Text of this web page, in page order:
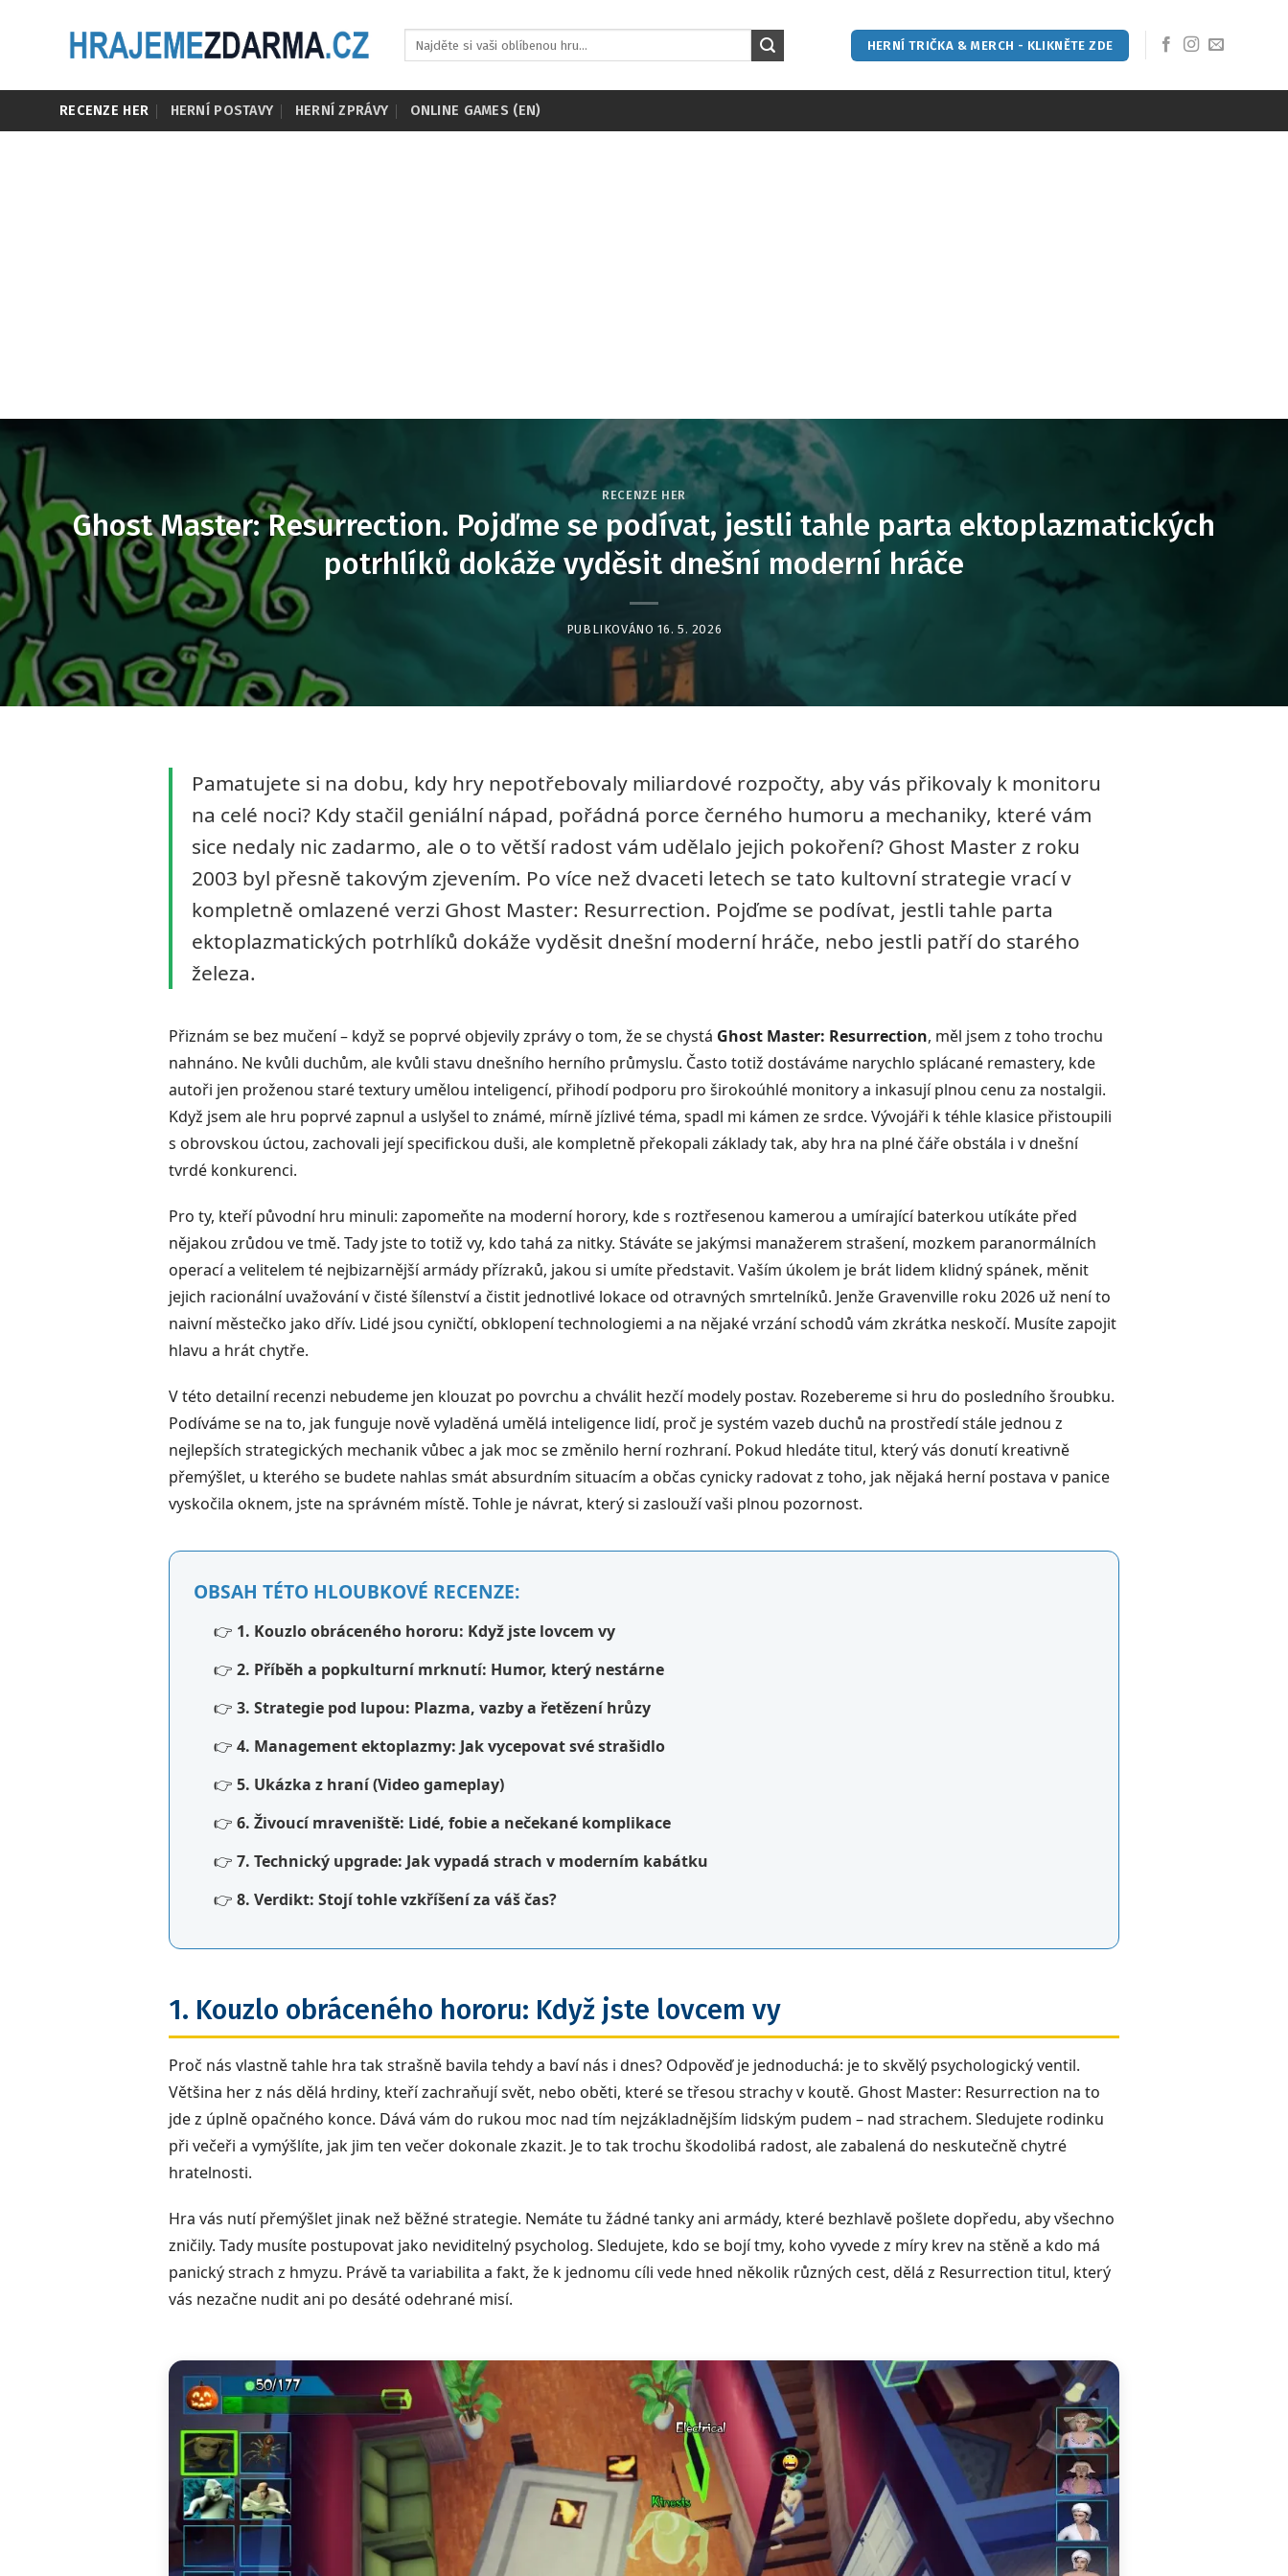
HERNÍ TRIČKA & MERCH - KLIKNĚTE ZDE
RECENZE HER HERNÍ POSTAVY HERNÍ ZPRÁVY ONLINE GAMES (EN)
RECENZE HER
Ghost Master: Resurrection. Pojďme se podívat, jestli tahle parta ektoplazmatických
potrhlíků dokáže vyděsit dnešní moderní hráče
PUBLIKOVÁNO16. 5. 2026
Pamatujete si na dobu, kdy hry nepotřebovaly miliardové rozpočty, aby vás přikovaly k monitoru
na celé noci? Kdy stačil geniální nápad, pořádná porce černého humoru a mechaniky, které vám
sice nedaly nic zadarmo, ale o to větší radost vám udělalo jejich pokoření? Ghost Master z roku
2003 byl přesně takovým zjevením. Po více než dvaceti letech se tato kultovní strategie vrací v
kompletně omlazené verzi Ghost Master: Resurrection. Pojďme se podívat, jestli tahle parta
ektoplazmatických potrhlíků dokáže vyděsit dnešní moderní hráče, nebo jestli patří do starého
železa.
Přiznám se bez mučení – když se poprvé objevily zprávy o tom, že se chystá Ghost Master: Resurrection, měl jsem z toho trochu
nahnáno. Ne kvůli duchům, ale kvůli stavu dnešního herního průmyslu. Často totiž dostáváme narychlo splácané remastery, kde
autoři jen proženou staré textury umělou inteligencí, přihodí podporu pro širokoúhlé monitory a inkasují plnou cenu za nostalgii.
Když jsem ale hru poprvé zapnul a uslyšel to známé, mírně jízlivé téma, spadl mi kámen ze srdce. Vývojáři k téhle klasice přistoupili
s obrovskou úctou, zachovali její specifickou duši, ale kompletně překopali základy tak, aby hra na plné čáře obstála i v dnešní
tvrdé konkurenci.
Pro ty, kteří původní hru minuli: zapomeňte na moderní horory, kde s roztřesenou kamerou a umírající baterkou utíkáte před
nějakou zrůdou ve tmě. Tady jste to totiž vy, kdo tahá za nitky. Stáváte se jakýmsi manažerem strašení, mozkem paranormálních
operací a velitelem té nejbizarnější armády přízraků, jakou si umíte představit. Vaším úkolem je brát lidem klidný spánek, měnit
jejich racionální uvažování v čisté šílenství a čistit jednotlivé lokace od otravných smrtelníků. Jenže Gravenville roku 2026 už není to
naivní městečko jako dřív. Lidé jsou cyničtí, obklopení technologiemi a na nějaké vrzání schodů vám zkrátka neskočí. Musíte zapojit
hlavu a hrát chytře.
V této detailní recenzi nebudeme jen klouzat po povrchu a chválit hezčí modely postav. Rozebereme si hru do posledního šroubku.
Podíváme se na to, jak funguje nově vyladěná umělá inteligence lidí, proč je systém vazeb duchů na prostředí stále jednou z
nejlepších strategických mechanik vůbec a jak moc se změnilo herní rozhraní. Pokud hledáte titul, který vás donutí kreativně
přemýšlet, u kterého se budete nahlas smát absurdním situacím a občas cynicky radovat z toho, jak nějaká herní postava v panice
vyskočila oknem, jste na správném místě. Tohle je návrat, který si zaslouží vaši plnou pozornost.
OBSAH TÉTO HLOUBKOVÉ RECENZE:
👉 1. Kouzlo obráceného hororu: Když jste lovcem vy
👉 2. Příběh a popkulturní mrknutí: Humor, který nestárne
👉 3. Strategie pod lupou: Plazma, vazby a řetězení hrůzy
👉 4. Management ektoplazmy: Jak vycepovat své strašidlo
👉 5. Ukázka z hraní (Video gameplay)
👉 6. Živoucí mraveniště: Lidé, fobie a nečekané komplikace
👉 7. Technický upgrade: Jak vypadá strach v moderním kabátku
👉 8. Verdikt: Stojí tohle vzkříšení za váš čas?
1. Kouzlo obráceného hororu: Když jste lovcem vy
Proč nás vlastně tahle hra tak strašně bavila tehdy a baví nás i dnes? Odpověď je jednoduchá: je to skvělý psychologický ventil.
Většina her z nás dělá hrdiny, kteří zachraňují svět, nebo oběti, které se třesou strachy v koutě. Ghost Master: Resurrection na to
jde z úplně opačného konce. Dává vám do rukou moc nad tím nejzákladnějším lidským pudem – nad strachem. Sledujete rodinku
při večeři a vymýšlíte, jak jim ten večer dokonale zkazit. Je to tak trochu škodolibá radost, ale zabalená do neskutečně chytré
hratelnosti.
Hra vás nutí přemýšlet jinak než běžné strategie. Nemáte tu žádné tanky ani armády, které bezhlavě pošlete dopředu, aby všechno
zničily. Tady musíte postupovat jako neviditelný psycholog. Sledujete, kdo se bojí tmy, koho vyvede z míry krev na stěně a kdo má
panický strach z hmyzu. Právě ta variabilita a fakt, že k jednomu cíli vede hned několik různých cest, dělá z Resurrection titul, který
vás nezačne nudit ani po desáté odehrané misí.